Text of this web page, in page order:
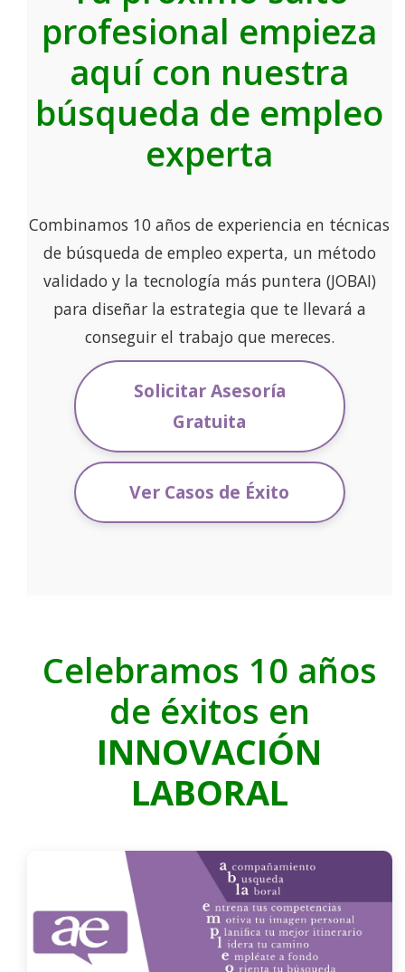
profesional empieza
aquí con nuestra
búsqueda de empleo
experta
Combinamos 10 años de experiencia en técnicas
de búsqueda de empleo experta, un método
validado y la tecnología más puntera (JOBAI)
para diseñar la estrategia que te llevará a
conseguir el trabajo que mereces.
Solicitar Asesoría
Gratuita
Ver Casos de Éxito
Celebramos 10 años
de éxitos en
INNOVACIÓN
LABORAL